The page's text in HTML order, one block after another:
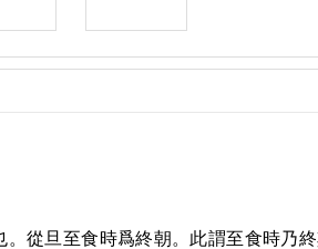
從旦至食時爲終朝。此謂至食時乃